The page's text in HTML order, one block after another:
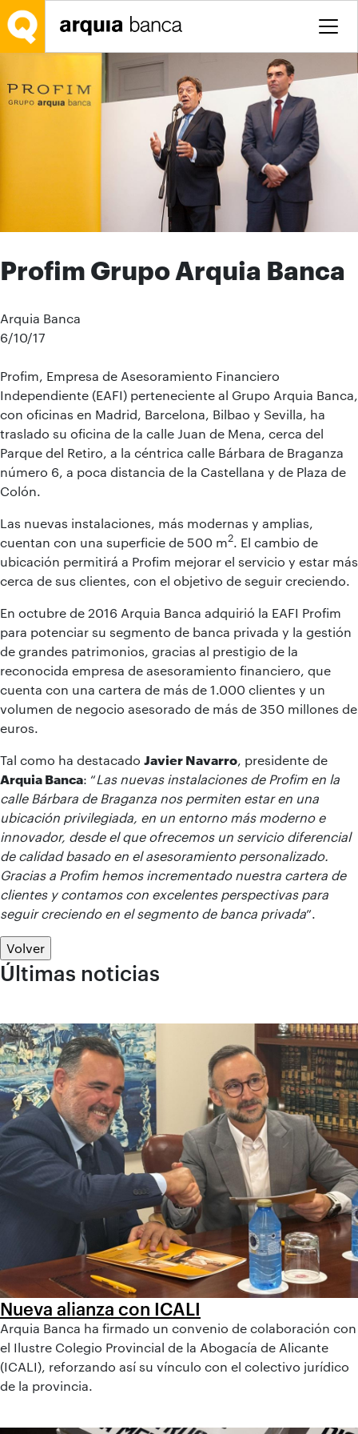
Saltar al contenido principal
Profim Grupo Arquia Banca
Arquia Banca
6/10/17
Profim, Empresa de Asesoramiento Financiero
Independiente (EAFI) perteneciente al Grupo Arquia Banca,
con oficinas en Madrid, Barcelona, Bilbao y Sevilla, ha
traslado su oficina de la calle Juan de Mena, cerca del
Parque del Retiro, a la céntrica calle Bárbara de Braganza
número 6, a poca distancia de la Castellana y de Plaza de
Colón.
Las nuevas instalaciones, más modernas y amplias,
cuentan con una superficie de 500 m2. El cambio de
ubicación permitirá a Profim mejorar el servicio y estar más
cerca de sus clientes, con el objetivo de seguir creciendo.
En octubre de 2016 Arquia Banca adquirió la EAFI Profim
para potenciar su segmento de banca privada y la gestión
de grandes patrimonios, gracias al prestigio de la
reconocida empresa de asesoramiento financiero, que
cuenta con una cartera de más de 1.000 clientes y un
volumen de negocio asesorado de más de 350 millones de
euros.
Tal como ha destacado Javier Navarro, presidente de
Arquia Banca: “Las nuevas instalaciones de Profim en la
calle Bárbara de Braganza nos permiten estar en una
ubicación privilegiada, en un entorno más moderno e
innovador, desde el que ofrecemos un servicio diferencial
de calidad basado en el asesoramiento personalizado.
Gracias a Profim hemos incrementado nuestra cartera de
clientes y contamos con excelentes perspectivas para
seguir creciendo en el segmento de banca privada”.
Volver
Últimas noticias
Nueva alianza con ICALI
Arquia Banca ha firmado un convenio de colaboración con
el Ilustre Colegio Provincial de la Abogacía de Alicante
(ICALI), reforzando así su vínculo con el colectivo jurídico
de la provincia.